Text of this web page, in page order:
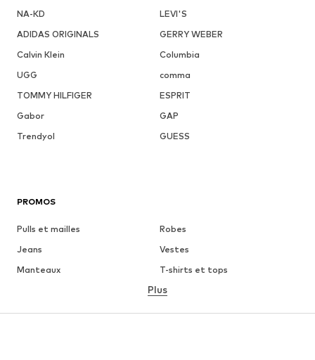
NA-KD
LEVI'S
ADIDAS ORIGINALS
GERRY WEBER
Calvin Klein
Columbia
UGG
comma
TOMMY HILFIGER
ESPRIT
Gabor
GAP
Trendyol
GUESS
PROMOS
Pulls et mailles
Robes
Jeans
Vestes
Manteaux
T-shirts et tops
Lingerie
Jupes
Blouses et tuniques
Plus